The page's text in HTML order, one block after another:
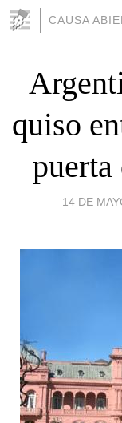
CAUSA
quiso
puerta
14 DE